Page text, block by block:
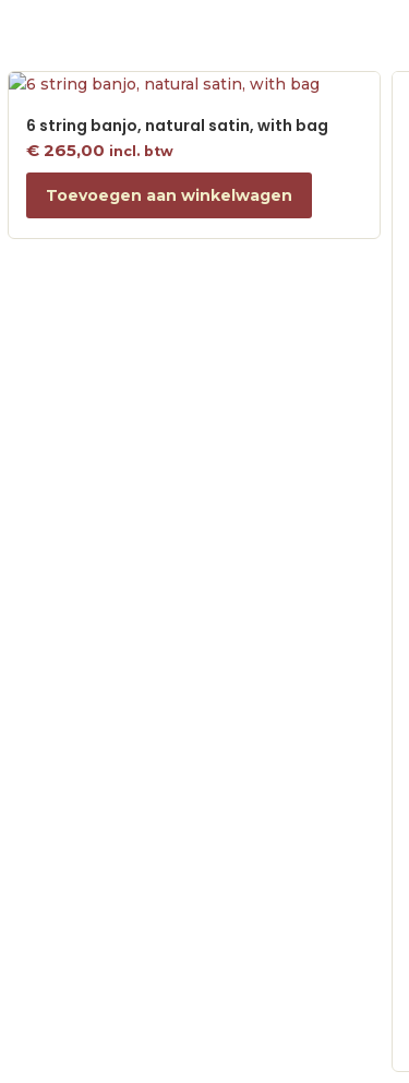
6 string banjo, natural satin, with bag
€ 265,00 incl. btw
Toevoegen aan winkelwagen